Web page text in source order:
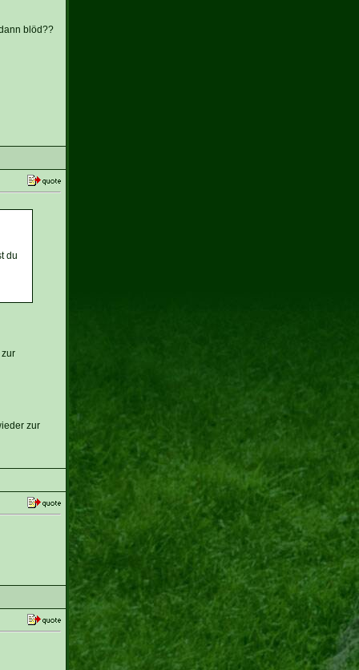
blöd??
du
zur